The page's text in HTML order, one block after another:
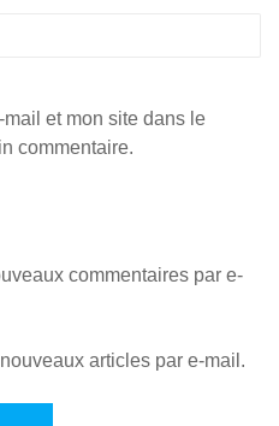
et mon site dans le
commentaire.
commentaires par e-
articles par e-mail.